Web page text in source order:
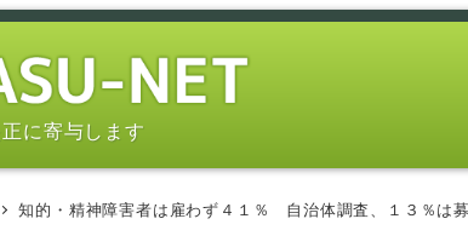
に寄与します
知的・精神障害者は雇わず４１％ 自治体調査、１３％は